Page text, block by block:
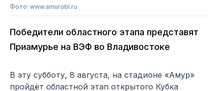
Фото: www.amurobl.ru
Победители областного этапа представят
Приамурье на ВЭФ во Владивостоке
В эту субботу, 8 августа, на стадионе «Амур»
пройдёт областной этап открытого Кубка